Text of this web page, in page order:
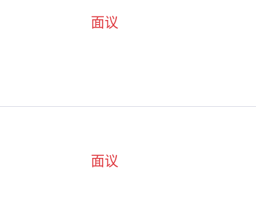
面议
面议